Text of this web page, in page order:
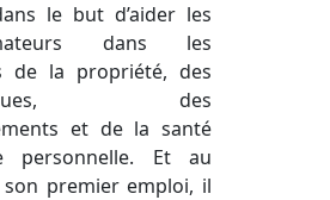
le but d’aider les
dans les
de la propriété, des
des
et de la santé
personnelle. Et au
premier emploi, il